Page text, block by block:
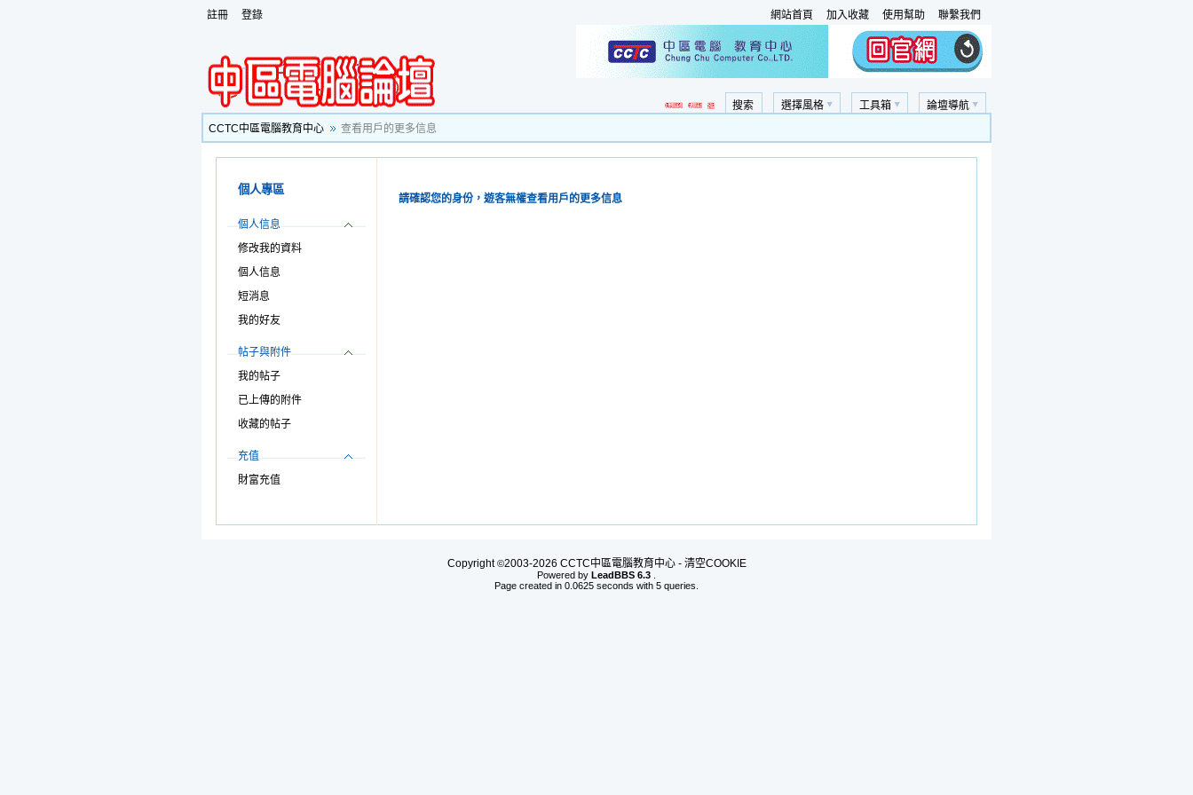
註冊 登錄 網站首頁 加入收藏 使用幫助 聯繫我們
論壇導航
工具箱
選擇風格
搜索
CCTC中區電腦教育中心
查看用戶的更多信息
個人專區
個人信息
修改我的資料
個人信息
短消息
我的好友
帖子與附件
我的帖子
已上傳的附件
收藏的帖子
充值
財富充值
請確認您的身份，遊客無權查看用戶的更多信息
Copyright©2003-2026 CCTC中區電腦教育中心 - 清空COOKIE
Powered by LeadBBS 6.3
Page created in 0.0625 seconds with 5 queries.